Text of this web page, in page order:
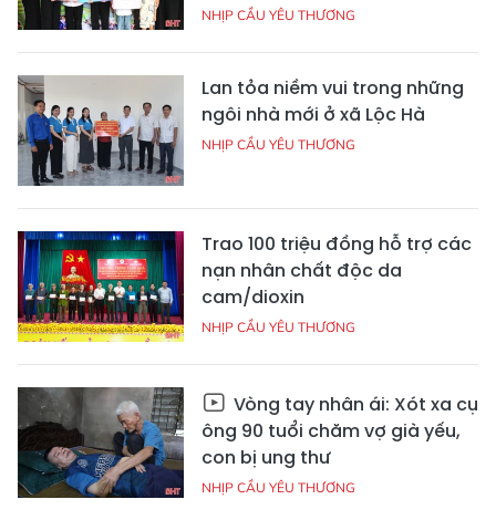
NHỊP CẦU YÊU THƯƠNG
Lan tỏa niềm vui trong những
ngôi nhà mới ở xã Lộc Hà
NHỊP CẦU YÊU THƯƠNG
Trao 100 triệu đồng hỗ trợ các
nạn nhân chất độc da
cam/dioxin
NHỊP CẦU YÊU THƯƠNG
Vòng tay nhân ái: Xót xa cụ
ông 90 tuổi chăm vợ già yếu,
con bị ung thư
NHỊP CẦU YÊU THƯƠNG